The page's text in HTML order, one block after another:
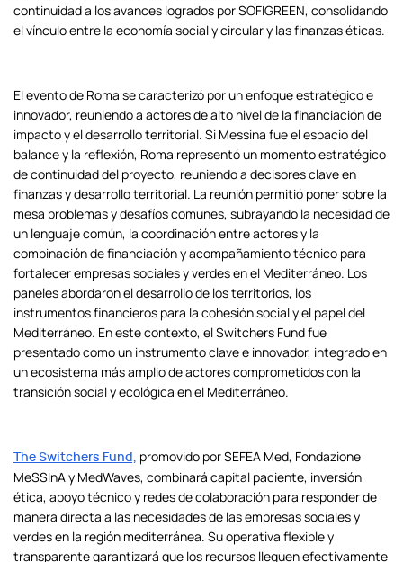
continuidad a los avances logrados por SOFIGREEN, consolidando
el vínculo entre la economía social y circular y las finanzas éticas.
El evento de Roma se caracterizó por un enfoque estratégico e
innovador, reuniendo a actores de alto nivel de la financiación de
impacto y el desarrollo territorial. Si Messina fue el espacio del
balance y la reflexión, Roma representó un momento estratégico
de continuidad del proyecto, reuniendo a decisores clave en
finanzas y desarrollo territorial. La reunión permitió poner sobre la
mesa problemas y desafíos comunes, subrayando la necesidad de
un lenguaje común, la coordinación entre actores y la
combinación de financiación y acompañamiento técnico para
fortalecer empresas sociales y verdes en el Mediterráneo. Los
paneles abordaron el desarrollo de los territorios, los
instrumentos financieros para la cohesión social y el papel del
Mediterráneo. En este contexto, el Switchers Fund fue
presentado como un instrumento clave e innovador, integrado en
un ecosistema más amplio de actores comprometidos con la
transición social y ecológica en el Mediterráneo.
The Switchers Fund,
promovido por SEFEA Med, Fondazione
MeSSInA y MedWaves, combinará capital paciente, inversión
ética, apoyo técnico y redes de colaboración para responder de
manera directa a las necesidades de las empresas sociales y
verdes en la región mediterránea. Su operativa flexible y
transparente garantizará que los recursos lleguen efectivamente